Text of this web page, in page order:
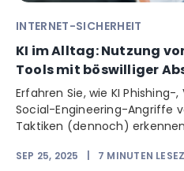
INTERNET-SICHERHEIT
KI im Alltag: Nutzung
Tools mit böswilliger
Erfahren Sie, wie KI
Social-Engineering-Angriffe
Taktiken (dennoch)
SEP 25, 2025 7 MINUTEN